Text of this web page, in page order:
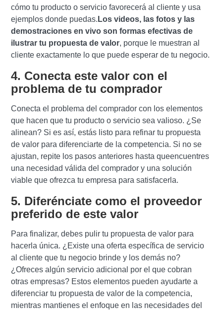
cómo tu producto o servicio favorecerá al cliente y usa
ejemplos donde puedas. Los videos, las fotos y las
demostraciones en vivo son formas efectivas de
ilustrar tu propuesta de valor, porque le muestran al
cliente exactamente lo que puede esperar de tu negocio.
4. Conecta este valor con el
problema de tu comprador
Conecta el problema del comprador con los elementos
que hacen que tu producto o servicio sea valioso. ¿Se
alinean? Si es así, estás listo para refinar tu propuesta
de valor para diferenciarte de la competencia. Si no se
ajustan, repite los pasos anteriores hasta queencuentres
una necesidad válida del comprador y una solución
viable que ofrezca tu empresa para satisfacerla.
5. Diferénciate como el proveedor
preferido de este valor
Para finalizar, debes pulir tu propuesta de valor para
hacerla única. ¿Existe una oferta específica de servicio
al cliente que tu negocio brinde y los demás no?
¿Ofreces algún servicio adicional por el que cobran
otras empresas? Estos elementos pueden ayudarte a
diferenciar tu propuesta de valor de la competencia,
mientras mantienes el enfoque en las necesidades del